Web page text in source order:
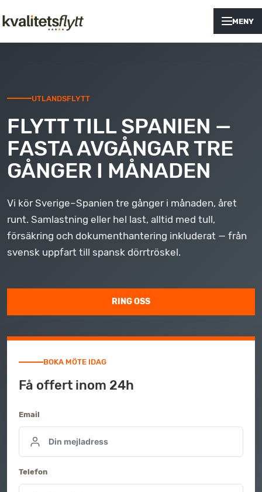
MENY
UTLANDSFLYTT
FLYTT TILL SPANIEN —
FASTA AVGÅNGAR TRE
GÅNGER I MÅNADEN
Vi kör Sverige–Spanien tre gånger i månaden, året
runt. Samlastning eller hel last, alltid med tull,
försäkring och dokumenthantering inkluderat — från
svensk uppfart till spansk dörrtröskel.
RING OSS
BOKA MÖTE IDAG
Få offert inom 24h
Email
Telefon